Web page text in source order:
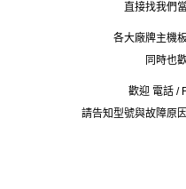
直接找我們
各大廠牌主機
同時也
歡迎 電話 /
請告知型號與故障原